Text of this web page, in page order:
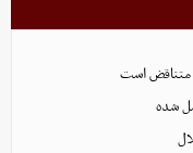
متناقض است
شده